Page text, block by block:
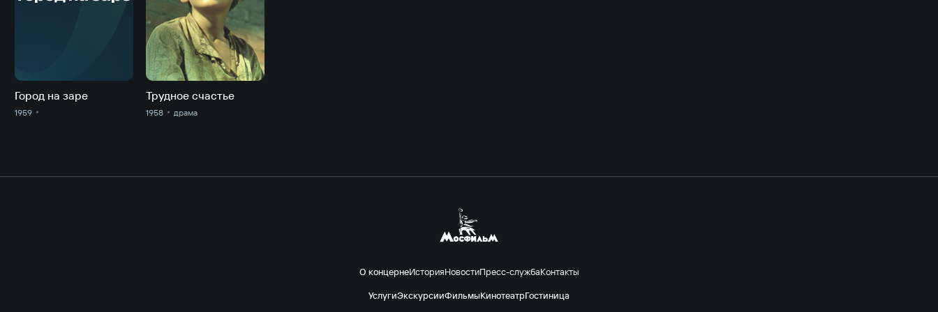
Город на заре
1959
Трудное счастье
1958 драма
О концернеИсторияНовостиПресс-службаКонтакты
УслугиЭкскурсииФильмыКинотеатрГостиница